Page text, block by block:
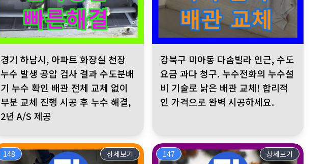
경기 하남시, 아파트 화장실 천장
누수 발생 공압 검사 결과 수도분배
기 누수 확인 배관 전체 교체 없이
부분 교체 진행 시공 후 누수 해결,
2년 A/S 제공
강북구 미아동 다솜빌라 인근, 수도
요금 과다 청구. 누수전화의 누수설
비 기술로 낡은 배관 교체! 합리적
인 가격으로 완벽 시공하세요.
148 상세보기 147 상세보기